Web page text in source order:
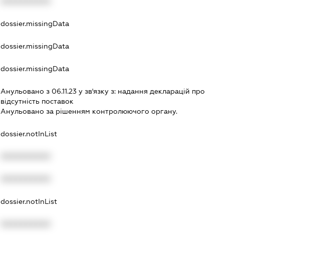
dossier.missingData
dossier.missingData
dossier.missingData
Анульовано з 06.11.23 у зв'язку з: надання декларацiй про
вiдсутнiсть поставок
Анульовано за рiшенням контролюючого органу.
dossier.notInList
dossier.notInList